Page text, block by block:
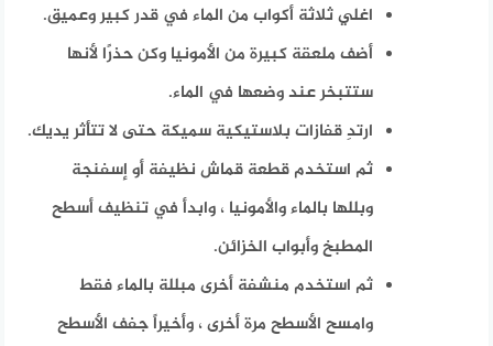
اغلي ثلاثة أكواب من الماء في قدر كبير وعميق.
أضف ملعقة كبيرة من الأمونيا وكن حذرًا لأنها
ستتبخر عند وضعها في الماء.
ارتدِ قفازات بلاستيكية سميكة حتى لا تتأثر يديك.
ثم استخدم قطعة قماش نظيفة أو إسفنجة
وبللها بالماء والأمونيا ، وابدأ في تنظيف أسطح
المطبخ وأبواب الخزائن.
ثم استخدم منشفة أخرى مبللة بالماء فقط
وامسح الأسطح مرة أخرى ، وأخيراً جفف الأسطح